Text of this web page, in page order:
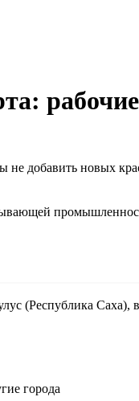
добавить новых
(Республика Саха),
города